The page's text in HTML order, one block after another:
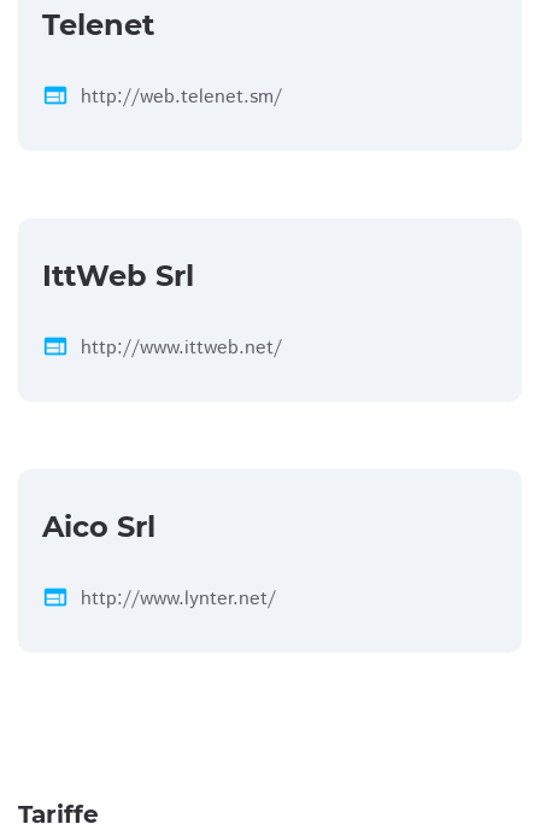
Telenet
web http://web.telenet.sm/
IttWeb Srl
web http://www.ittweb.net/
Aico Srl
web http://www.lynter.net/
Tariffe